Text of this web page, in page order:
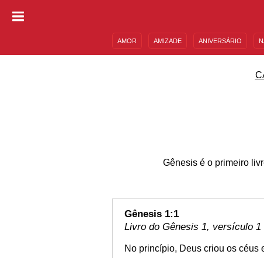
AMOR AMIZADE ANIVERSÁRIO
Gênesis é o primeiro
Gênesis 1:1
Livro do Gênesis 1, versículo 1
No princípio, Deus criou os céus